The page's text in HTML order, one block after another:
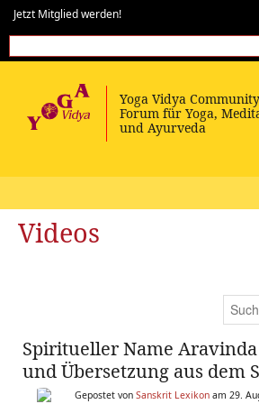
Jetzt Mitglied werden!
Videos
Spiritueller Name
und Übersetzung aus dem
Gepostet von Sanskrit Lexikon am 29.